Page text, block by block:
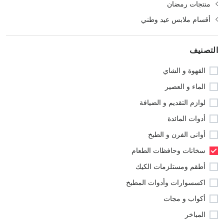
منتجات رمضان
أقسام ملابس عيد وطني
التصنيف
القهوة و الشاي
الماء و العصير
لوازم التقديم و الضيافة
أدوات المائدة
أوانى الفرن و الطبخ
سخانات وحافظات الطعام
أطقم ومستلزمات الكيك
اكسسوارات وأدوات المطبخ
أكواب و مجات
المباخر